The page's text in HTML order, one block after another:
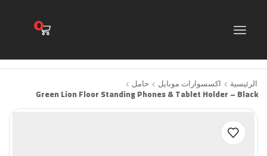
0
الرئيسية اكسسوارات موبايل حامل
Green Lion Floor Standing Phones & Tablet Holder – Black